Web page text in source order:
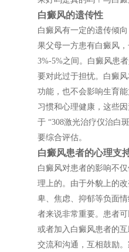
白癜风的遗传性
白癜风有一定的遗传倾
果父母一方患有白癜风
3%-5%之间。白癜风患
要对此过于担忧。白癜
功能，也不会影响生育
习惯和心理健康，这些
于 “308激光治疗仪治白
要综合评估。
白癜风患者的心理支
白癜风对患者的影响不
理上的。由于外貌上的
卑、焦虑、抑郁等负面
者来说非常重要。患者
或者加入白癜风患者的
交流和沟通，互相鼓励